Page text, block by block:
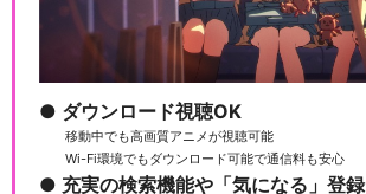
ダウンロード視聴OK
移動中でも高画質アニメが視聴可能
Wi-Fi環境でもダウンロード可能で通信料も安心
充実の検索機能や「気になる」登録